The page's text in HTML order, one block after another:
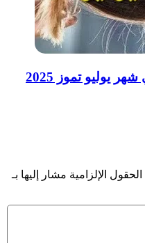
الأيام المناسبة لقص الشعر في شهر يوليو تموز 2025
الحقول الإلزامية مشار إليها بـ